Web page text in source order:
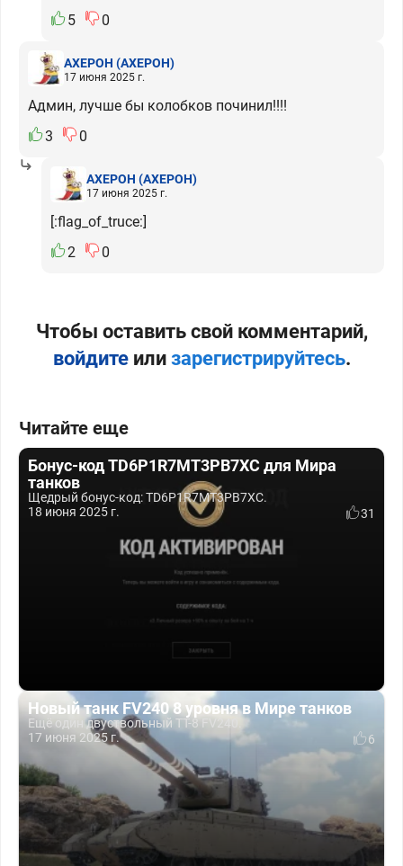
5 0
АХЕРОН (АХЕРОН)
17 июня 2025 г.
Админ, лучше бы колобков починил!!!!
3
0
АХЕРОН (АХЕРОН)
17 июня 2025 г.
[:flag_of_truce:]
2
0
Чтобы оставить свой комментарий,
войдитеили зарегистрируйтесь.
Читайте еще
Бонус-код TD6P1R7MT3PB7XC для Мира
танков
Щедрый бонус-код: TD6P1R7MT3PB7XC.
18 июня 2025 г.
31
Новый танк FV240 8 уровня в Мире танков
Ещё один двуствольный ТТ-8 FV240.
17 июня 2025 г.
6